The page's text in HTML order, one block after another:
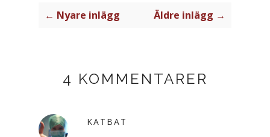
← Nyare inlägg Äldre inlägg →
4 KOMMENTARER
KATBAT